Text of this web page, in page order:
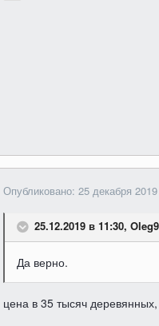
Опубликовано: 25 декабря 2019
25.12.2019 в 11:30,
Да верно.
цена в 35 тысяч